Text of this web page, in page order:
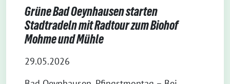
Grüne Bad Oeynhausen starten
Stadtradeln mit Radtour zum Biohof
Mohme und Mühle
29.05.2026